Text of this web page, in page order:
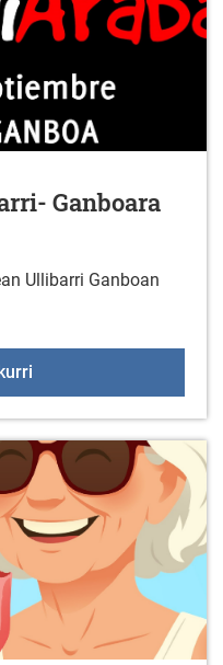
Ganboara
Ullibarri Ganboan